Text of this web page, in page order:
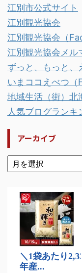
江別市公式サイト
江別観光協会
江別観光協会（
江別観光協会メル
ずっと、もっと、
いまココえべつ（
地域生活（街）
人気ブログランキ
アーカイブ